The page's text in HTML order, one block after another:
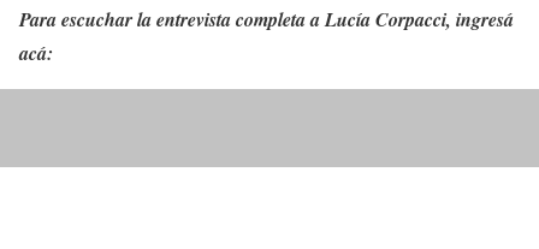
Para escuchar la entrevista completa a Lucía Corpacci, ingresá
acá: